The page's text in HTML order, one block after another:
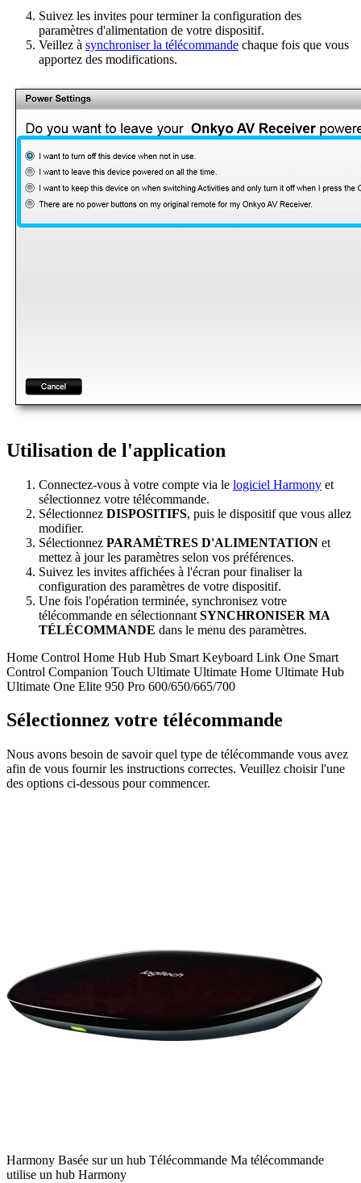
Suivez les invites pour terminer la configuration des
paramètres d'alimentation de votre dispositif.
Veillez à synchroniser la télécommande chaque fois que vous
apportez des modifications.
Utilisation de l'application
Connectez-vous à votre compte via le logiciel Harmony et
sélectionnez votre télécommande.
Sélectionnez DISPOSITIFS, puis le dispositif que vous allez
modifier.
Sélectionnez PARAMÈTRES D'ALIMENTATION et
mettez à jour les paramètres selon vos préférences.
Suivez les invites affichées à l'écran pour finaliser la
configuration des paramètres de votre dispositif.
Une fois l'opération terminée, synchronisez votre
télécommande en sélectionnant SYNCHRONISER MA
TÉLÉCOMMANDE dans le menu des paramètres.
Home Control Home Hub Hub Smart Keyboard Link One Smart
Control Companion Touch Ultimate Ultimate Home Ultimate Hub
Ultimate One Elite 950 Pro 600/650/665/700
Sélectionnez votre télécommande
Nous avons besoin de savoir quel type de télécommande vous avez
afin de vous fournir les instructions correctes. Veuillez choisir l'une
des options ci-dessous pour commencer.
Harmony Basée sur un hub Télécommande Ma télécommande
utilise un hub Harmony